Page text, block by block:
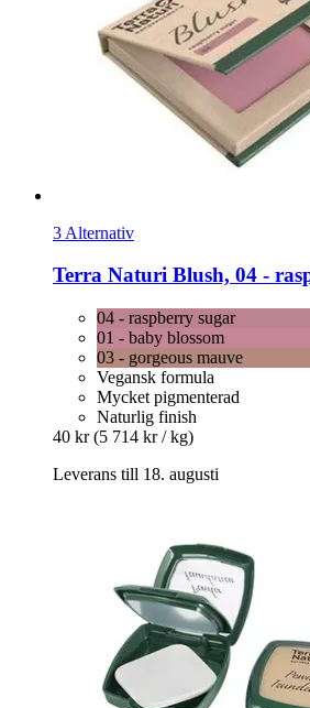
3 Alternativ
Terra Naturi Blush, 04 -​
04 - raspberry sugar
01 - baby blossom
03 - gorgeous mauve
Vegansk formula
Mycket pigmenterad
Naturlig finish
40 kr (5 714 kr / kg)
Leverans till 18. augusti